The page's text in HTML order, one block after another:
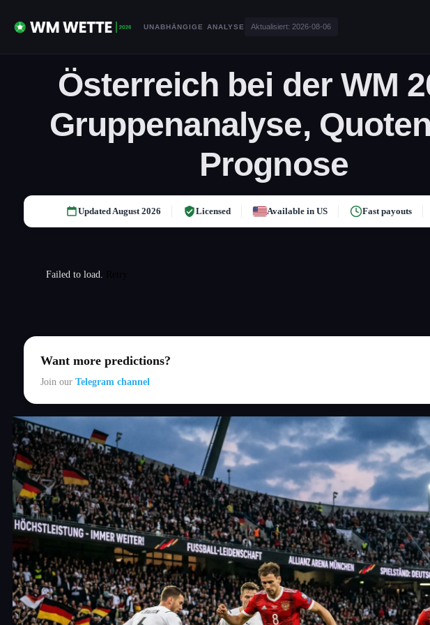
UNABHÄNGIGE ANALYSE Aktualisiert: 2026-08-06
Österreich bei der WM
Gruppenanalyse,
Prognose
Updated August 2026 Licensed Available in US Fast payouts
Failed to load.
Want more predictions?
Join our Telegram channel